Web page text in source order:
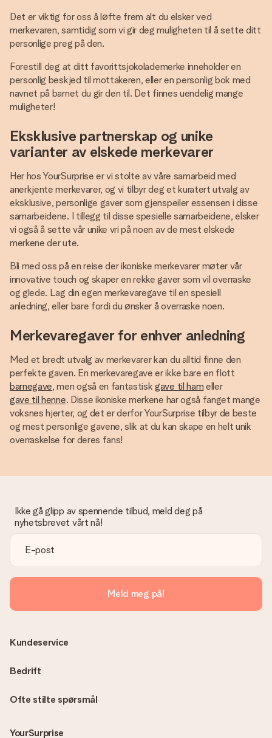
Det er viktig for oss å løfte frem alt du elsker ved
merkevaren, samtidig som vi gir deg muligheten til å sette ditt
personlige preg på den.
Forestill deg at ditt favorittsjokolademerke inneholder en
personlig beskjed til mottakeren, eller en personlig bok med
navnet på barnet du gir den til. Det finnes uendelig mange
muligheter!
Eksklusive partnerskap og unike
varianter av elskede merkevarer
Her hos YourSurprise er vi stolte av våre samarbeid med
anerkjente merkevarer, og vi tilbyr deg et kuratert utvalg av
eksklusive, personlige gaver som gjenspeiler essensen i disse
samarbeidene. I tillegg til disse spesielle samarbeidene, elsker
vi også å sette vår unike vri på noen av de mest elskede
merkene der ute.
Bli med oss på en reise der ikoniske merkevarer møter vår
innovative touch og skaper en rekke gaver som vil overraske
og glede. Lag din egen merkevaregave til en spesiell
anledning, eller bare fordi du ønsker å overraske noen.
Merkevaregaver for enhver anledning
Med et bredt utvalg av merkevarer kan du alltid finne den
perfekte gaven. En merkevaregave er ikke bare en flott
barnegave, men også en fantastiskgave til ham eller
gave til henne. Disse ikoniske merkene har også fanget mange
voksnes hjerter, og det er derfor YourSurprise tilbyr de beste
og mest personlige gavene, slik at du kan skape en helt unik
overraskelse for deres fans!
Ikke gå glipp av spennende tilbud, meld deg på
nyhetsbrevet vårt nå!
Meld meg på!
Ofte stilte spørsmål
YourSurprise
Kundeservice
Bedrift